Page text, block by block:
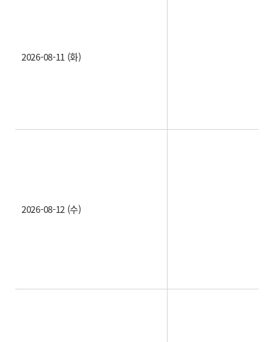
2026-08-11 (화)
2026-08-12 (수)